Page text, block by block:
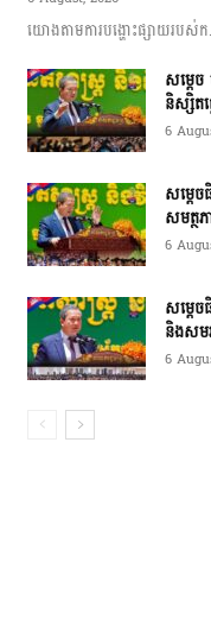
យោងតាមការបង្ហោះផ្សាយរបស់ក
សម្តេ
និស្សិត
6
សម្តេ
សមត្ថ
6
សម្តេ
និងសម
6